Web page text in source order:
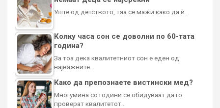
Уште од детството, таа се мажи како да ѝ…
Колку часа сон се доволни по 60-тата
година?
За тоа дека квалитетниот сон е еден од
најважните…
Како да препознаете вистински мед?
Многумина со години се обидуваат да го
проверат квалитетот…